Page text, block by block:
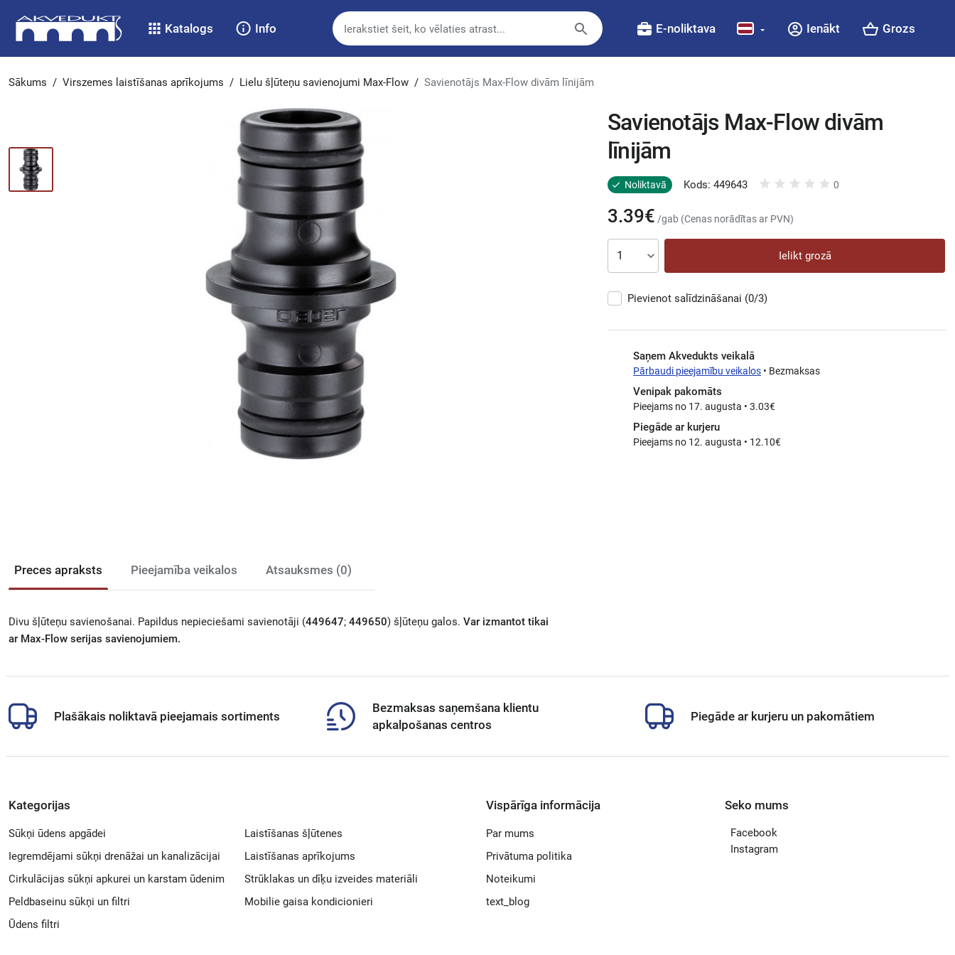
Katalogs Info E-noliktava Ienākt Grozs
Sākums / Virszemes laistīšanas aprīkojums / Lielu šļūteņu savienojumi Max-Flow / Savienotājs Max-Flow divām līnijām
Preces apraksts Pieejamība veikalos Atsauksmes (0)
Divu šļūteņu savienošanai. Papildus nepieciešami savienotāji (449647; 449650) šļūteņu galos. Var izmantot tikai
ar Max-Flow serijas savienojumiem.
Savienotājs Max-Flow divām
līnijām
Noliktavā Kods: 449643 0
3.39€ /gab (Cenas norādītas ar PVN)
Ielikt grozā
Pievienot salīdzināšanai (0/3)
Saņem Akvedukts veikalā
Pārbaudi pieejamību veikalos • Bezmaksas
Venipak pakomāts
Pieejams no 17. augusta • 3.03€
Piegāde ar kurjeru
Pieejams no 12. augusta • 12.10€
Plašākais noliktavā pieejamais sortiments
Bezmaksas saņemšana klientu
apkalpošanas centros
Piegāde ar kurjeru un pakomātiem
Kategorijas
Sūkņi ūdens apgādei
Iegremdējami sūkņi drenāžai un kanalizācijai
Cirkulācijas sūkņi apkurei un karstam ūdenim
Peldbaseinu sūkņi un filtri
Ūdens filtri
Laistīšanas šļūtenes
Laistīšanas aprīkojums
Strūklakas un dīķu izveides materiāli
Mobilie gaisa kondicionieri
Vispārīga informācija
Par mums
Privātuma politika
Noteikumi
text_blog
Seko mums
Facebook
Instagram